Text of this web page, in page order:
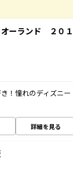
ーランド ２０１
！憧れのディズニー
詳細を見る